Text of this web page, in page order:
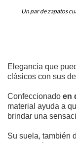
Un par de zapatos
Elegancia que
clásicos con sus
Confeccionado en
material ayuda a
brindar una
Su suela, también